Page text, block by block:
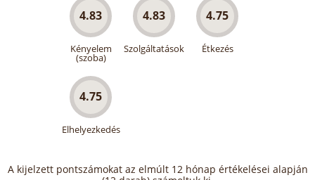
4.83
Kényelem
(szoba)
4.83
Szolgáltatások
4.75
Étkezés
4.75
Elhelyezkedés
A kijelzett pontszámokat az elmúlt 12 hónap értékelései alapján